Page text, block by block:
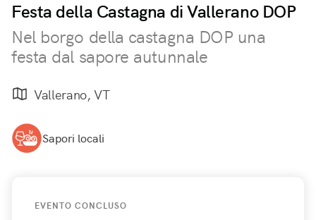
Festa della Castagna di Vallerano DOP
Nel borgo della castagna DOP una
festa dal sapore autunnale
Vallerano, VT
Sapori locali
EVENTO CONCLUSO